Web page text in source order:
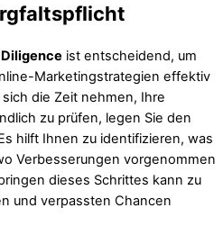
ist entscheidend, um
Marketingstrategien effektiv
die Zeit nehmen, Ihre
zu prüfen, legen Sie den
hilft Ihnen zu identifizieren, was
Verbesserungen vorgenommen
dieses Schrittes kann zu
und verpassten Chancen